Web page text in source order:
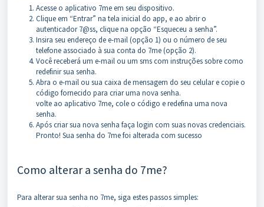
Acesse o aplicativo 7me em seu dispositivo.
Clique em “Entrar” na tela inicial do app, e ao abrir o
autenticador 7@ss, clique na opção “Esqueceu a senha”.
Insira seu endereço de e-mail (opção 1) ou o número de seu
telefone associado à sua conta do 7me (opção 2).
Você receberá um e-mail ou um sms com instruções sobre como
redefinir sua senha.
Abra o e-mail ou sua caixa de mensagem do seu celular e copie o
código fornecido para criar uma nova senha.
volte ao aplicativo 7me, cole o código e redefina uma nova
senha.
Após criar sua nova senha faça login com suas novas credenciais.
Pronto! Sua senha do 7me foi alterada com sucesso
Como alterar a senha do 7me?
Para alterar sua senha no 7me, siga estes passos simples: